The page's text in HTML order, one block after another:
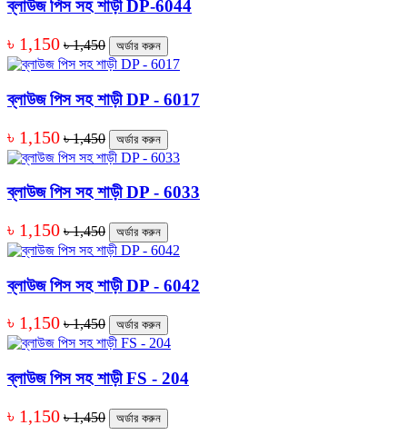
ব্লাউজ পিস সহ শাড়ী DP-6044
৳ 1,150 ৳ 1,450 অর্ডার করুন
ব্লাউজ পিস সহ শাড়ী DP - 6017
৳ 1,150 ৳ 1,450 অর্ডার করুন
ব্লাউজ পিস সহ শাড়ী DP - 6033
৳ 1,150 ৳ 1,450 অর্ডার করুন
ব্লাউজ পিস সহ শাড়ী DP - 6042
৳ 1,150 ৳ 1,450 অর্ডার করুন
ব্লাউজ পিস সহ শাড়ী FS - 204
৳ 1,150 ৳ 1,450 অর্ডার করুন